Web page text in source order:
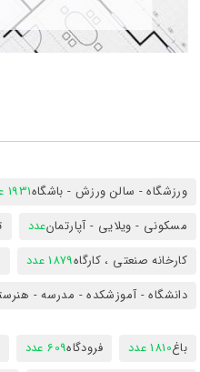
بازیابی
رمز
ها
ورزشگاه - سالن ورزش - باشگاه1931 عدد
مسکونی - ویلایی - آپارتمانعدد
کارخانه صنعتی ، کارگاه1879 عدد
دانشگاه - آموزشکده - مدرسه -
باغ1810 عدد فرودگاه609 عدد